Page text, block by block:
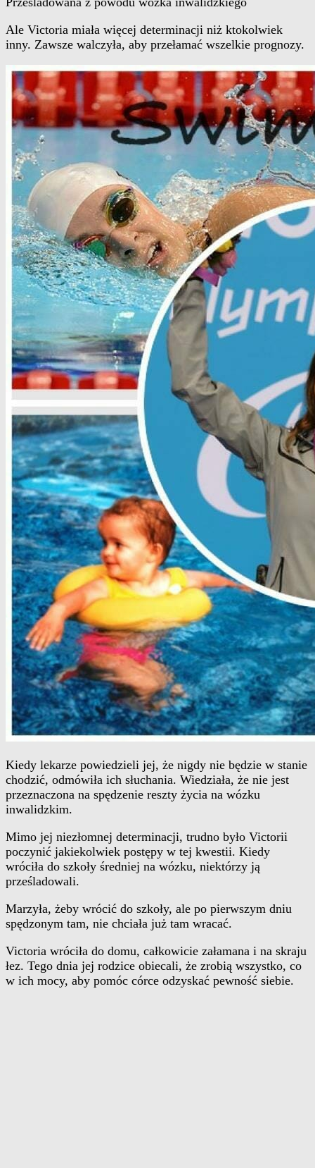
Ale Victoria miała więcej determinacji niż ktokolwiek
inny. Zawsze walczyła, aby przełamać wszelkie prognozy.
Kiedy lekarze powiedzieli jej, że nigdy nie będzie w stanie
chodzić, odmówiła ich słuchania. Wiedziała, że nie jest
przeznaczona na spędzenie reszty życia na wózku
inwalidzkim.
Mimo jej niezłomnej determinacji, trudno było Victorii
poczynić jakiekolwiek postępy w tej kwestii. Kiedy
wróciła do szkoły średniej na wózku, niektórzy ją
prześladowali.
Marzyła, żeby wrócić do szkoły, ale po pierwszym dniu
spędzonym tam, nie chciała już tam wracać.
Victoria wróciła do domu, całkowicie załamana i na skraju
łez. Tego dnia jej rodzice obiecali, że zrobią wszystko, co
w ich mocy, aby pomóc córce odzyskać pewność siebie.